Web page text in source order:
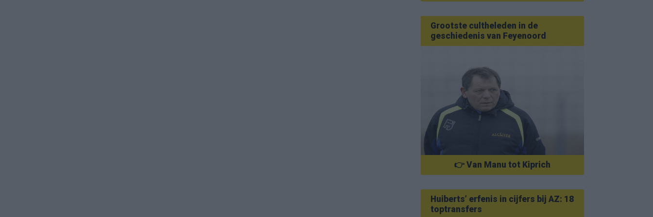
Grootste cultheleden in de
geschiedenis van Feyenoord
👉 Van Manu tot Kiprich
Huiberts’ erfenis in cijfers bij AZ: 18
toptransfers